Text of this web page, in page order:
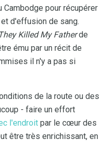
Cambodge pour récupérer
d'effusion de sang.
Killed My Fatherde
ému par un récit de
il n'y a pas si
de la route ou des
- faire un effort
l'endroit par le cœur des
être très enrichissant, en